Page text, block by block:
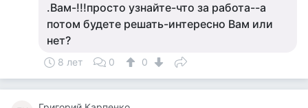
.Вам-!!!просто узнайте-что за работа--а
потом будете решать-интересно Вам или
нет?
8 лет 0 0